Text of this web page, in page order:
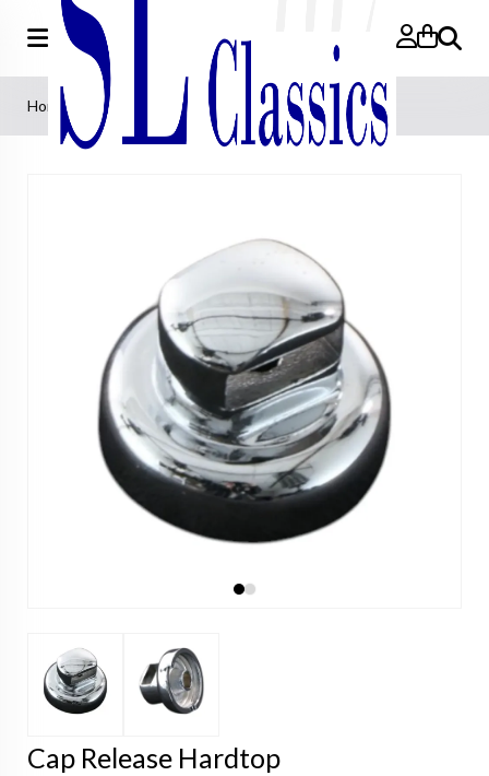
Search
Home Cap Release Hardtop
Cap Release Hardtop